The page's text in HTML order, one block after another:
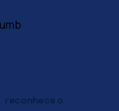
reconhece o